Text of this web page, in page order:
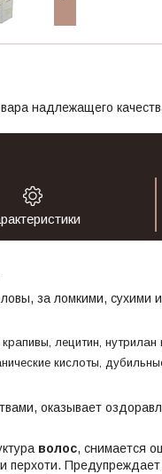
надлежащего
за ломкими,
лецитин,
кислоты,
оказывает
волос, снимается
и перхоти. Предупреждает